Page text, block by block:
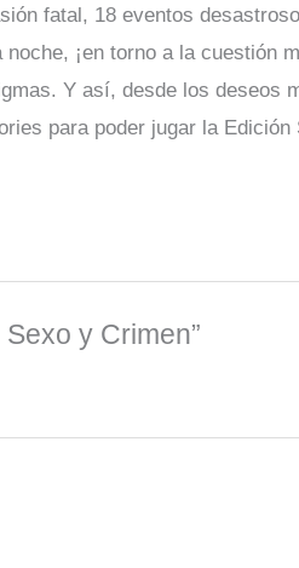
fatal, 18 eventos
¡en torno a la cuestión
Y así, desde los deseos
para poder jugar la Edición
y Crimen”